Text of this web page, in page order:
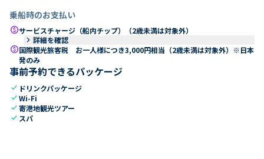
乗船時のお支払い
paidサービスチャージ（船内チップ）（2歳未満は対象外）
keyboard_arrow_right 詳細を確認
paid国際観光旅客税 お一人様につき3,000円相当（2歳未満は対象外）※日本
発のみ
事前予約できるパッケージ
check ドリンクパッケージ
checkWi-Fi
check寄港地観光ツアー
check スパ